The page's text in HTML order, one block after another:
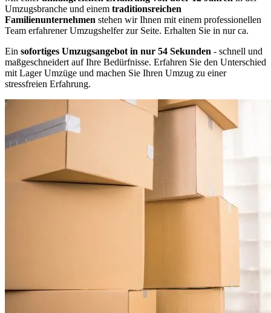
Umzugsbranche und einem traditionsreichen
Familienunternehmen stehen wir Ihnen mit einem professionellen
Team erfahrener Umzugshelfer zur Seite. Erhalten Sie in nur ca.
Ein sofortiges Umzugsangebot in nur 54 Sekunden - schnell und
maßgeschneidert auf Ihre Bedürfnisse. Erfahren Sie den Unterschied
mit Lager Umzüge und machen Sie Ihren Umzug zu einer
stressfreien Erfahrung.